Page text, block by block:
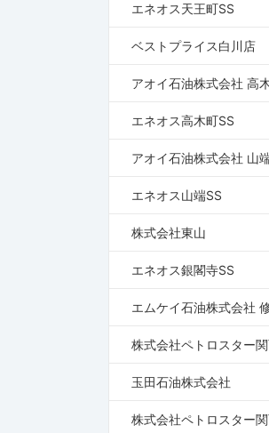
エネオス天王町SS
ベストプライス白川店
アオイ石油株式会社 高
エネオス高木町SS
アオイ石油株式会社 山
エネオス山端SS
株式会社東山
エネオス銀閣寺SS
エムケイ石油株式会社
株式会社ペトロスター
玉田石油株式会社
株式会社ペトロスター